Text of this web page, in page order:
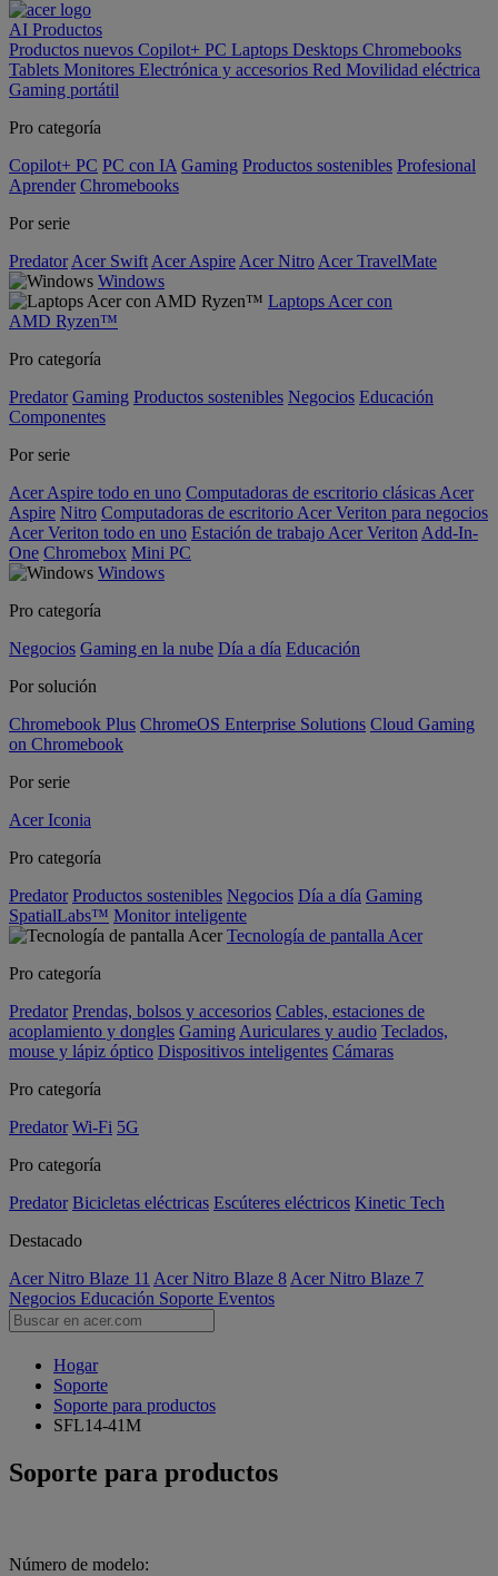
AI Productos
Productos nuevos Copilot+ PC Laptops Desktops Chromebooks
Tablets Monitores Electrónica y accesorios Red Movilidad eléctrica
Gaming portátil
Pro categoría
Copilot+ PC PC con IA Gaming Productos sostenibles Profesional
Aprender Chromebooks
Por serie
Predator Acer Swift Acer Aspire Acer Nitro Acer TravelMate
Windows
Laptops Acer con
AMD Ryzen™
Pro categoría
Predator Gaming Productos sostenibles Negocios Educación
Componentes
Por serie
Acer Aspire todo en uno Computadoras de escritorio clásicas Acer
Aspire Nitro Computadoras de escritorio Acer Veriton para negocios
Acer Veriton todo en uno Estación de trabajo Acer Veriton Add-In-
One Chromebox Mini PC
Windows
Pro categoría
Negocios Gaming en la nube Día a día Educación
Por solución
Chromebook Plus ChromeOS Enterprise Solutions Cloud Gaming
on Chromebook
Por serie
Acer Iconia
Pro categoría
Predator Productos sostenibles Negocios Día a día Gaming
SpatialLabs™ Monitor inteligente
Tecnología de pantalla Acer
Pro categoría
Predator Prendas, bolsos y accesorios Cables, estaciones de
acoplamiento y dongles Gaming Auriculares y audio Teclados,
mouse y lápiz óptico Dispositivos inteligentes Cámaras
Pro categoría
Predator Wi-Fi 5G
Pro categoría
Predator Bicicletas eléctricas Escúteres eléctricos Kinetic Tech
Destacado
Acer Nitro Blaze 11 Acer Nitro Blaze 8 Acer Nitro Blaze 7
Negocios Educación Soporte Eventos
Hogar
Soporte
Soporte para productos
SFL14-41M
Soporte para productos
Número de modelo: